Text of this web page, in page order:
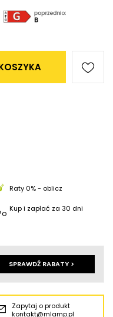
Raty 0% - oblicz
Kup i zapłać za 30 dni
SPRAWDŹ RABATY >
Zapytaj o produkt
kontakt@mlamp.pl